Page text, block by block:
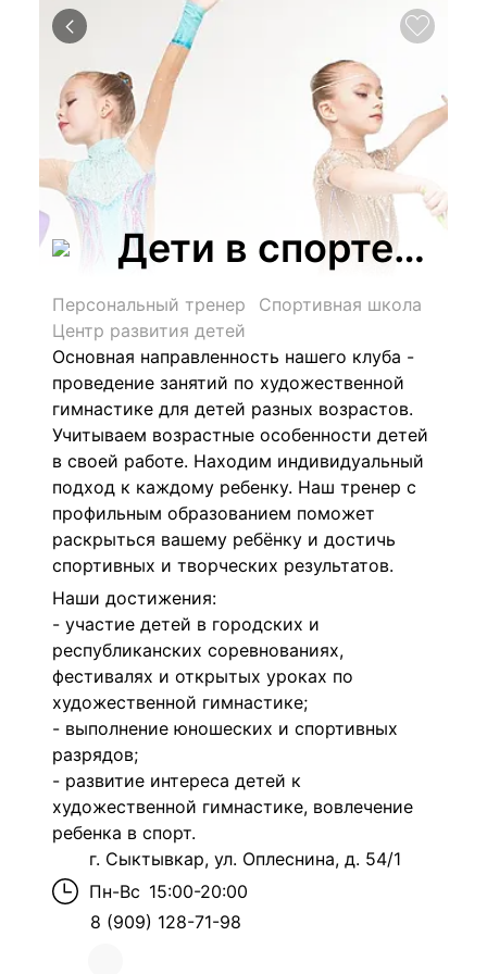
Дети в спорте,
Персональный тренер
Спортивная школа
Центр развития детей
Основная направленность нашего клуба -
проведение занятий по художественной
гимнастике для детей разных возрастов.
Учитываем возрастные особенности детей
в своей работе. Находим индивидуальный
подход к каждому ребенку. Наш тренер с
профильным образованием поможет
раскрыться вашему ребёнку и достичь
спортивных и творческих результатов.
Наши достижения:
- участие детей в городских и
республиканских соревнованиях,
фестивалях и открытых уроках по
художественной гимнастике;
- выполнение юношеских и спортивных
разрядов;
- развитие интереса детей к
художественной гимнастике, вовлечение
ребенка в спорт.
г. Сыктывкар, ул. Оплеснина, д. 54/1
Пн-Вс 15:00-20:00
8 (909) 128-71-98